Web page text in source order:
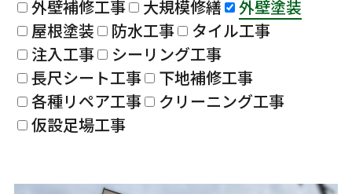
外壁補修工事
大規模修繕
外壁塗装
屋根塗装
防水工事
タイル工事
注入工事
シーリング工事
長尺シート工事
下地補修工事
各種リペア工事
クリーニング工事
仮設足場工事